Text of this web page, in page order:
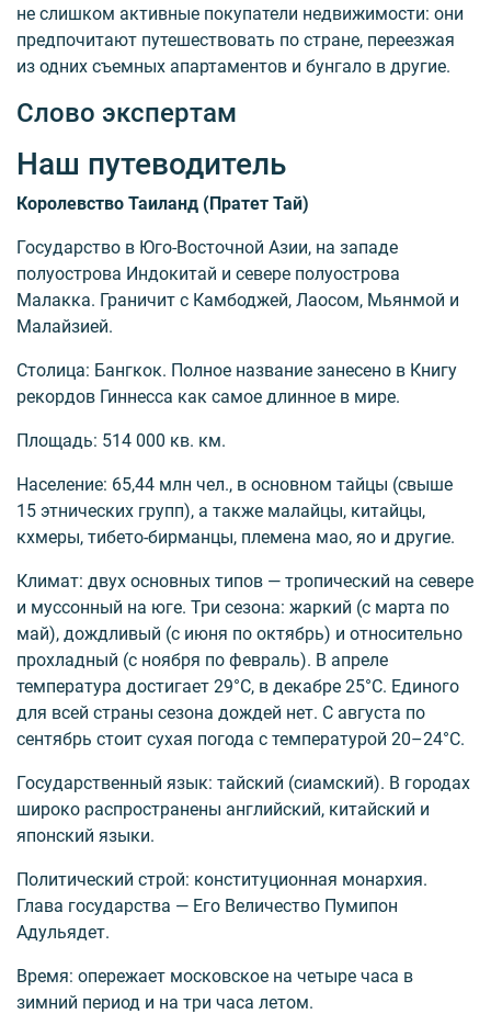
не слишком активные покупатели недвижимости: они
предпочитают путешествовать по стране, переезжая
из одних съемных апартаментов и бунгало в другие.
Слово экспертам
Наш путеводитель
Королевство Таиланд (Пратет Тай)
Государство в Юго-Восточной Азии, на западе
полуострова Индокитай и севере полуострова
Малакка. Граничит с Камбоджей, Лаосом, Мьянмой и
Малайзией.
Столица: Бангкок. Полное название занесено в Книгу
рекордов Гиннесса как самое длинное в мире.
Площадь: 514 000 кв. км.
Население: 65,44 млн чел., в основном тайцы (свыше
15 этнических групп), а также малайцы, китайцы,
кхмеры, тибето-бирманцы, племена мао, яо и другие.
Климат: двух основных типов — тропический на севере
и муссонный на юге. Три сезона: жаркий (с марта по
май), дождливый (с июня по октябрь) и относительно
прохладный (с ноября по февраль). В апреле
температура достигает 29°С, в декабре 25°С. Единого
для всей страны сезона дождей нет. С августа по
сентябрь стоит сухая погода с температурой 20–24°С.
Государственный язык: тайский (сиамский). В городах
широко распространены английский, китайский и
японский языки.
Политический строй: конституционная монархия.
Глава государства — Его Величество Пумипон
Адульядет.
Время: опережает московское на четыре часа в
зимний период и на три часа летом.